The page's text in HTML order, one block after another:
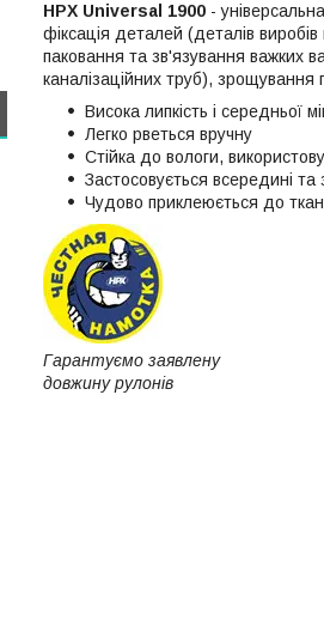
HPX Universal 1900 -
фіксація деталей (деталів
паковання та зв'язування важких
каналізаційних труб), зрощування
Висока липкість і середньої
Легко рветься вручну
Стійка до вологи,
Застосовується всередині та
Чудово приклеюється до
Гарантуємо заявлену
довжину рулонів